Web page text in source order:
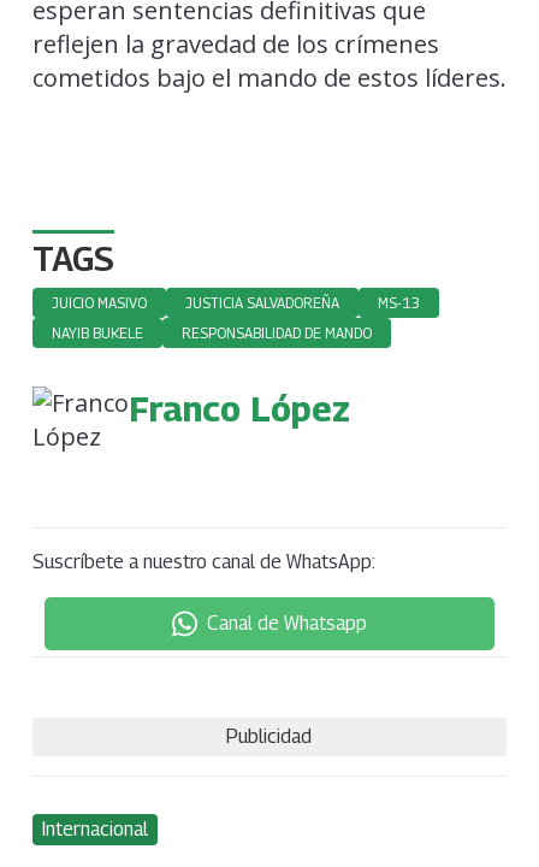
esperan sentencias definitivas que
reflejen la gravedad de los crímenes
cometidos bajo el mando de estos líderes.
TAGS
JUICIO MASIVO JUSTICIA SALVADOREÑA
MS-13
NAYIB BUKELE
RESPONSABILIDAD DE MANDO
Franco López
Suscríbete a nuestro canal de WhatsApp:
Canal de Whatsapp
Publicidad
Internacional